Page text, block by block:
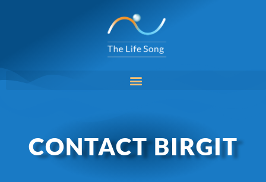
CONTACT BIRGIT